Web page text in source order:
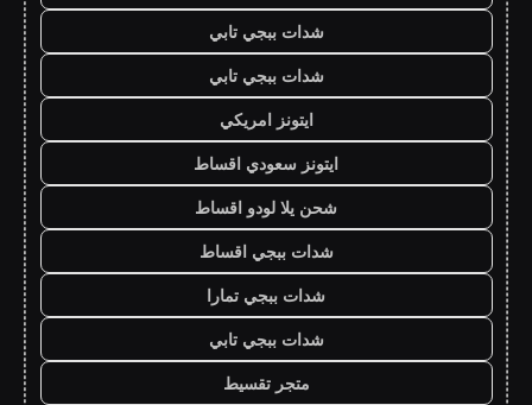
شدات ببجي تابي
شدات ببجي تابي
ايتونز امريكي
ايتونز سعودي اقساط
شحن يلا لودو اقساط
شدات ببجي اقساط
شدات ببجي تمارا
شدات ببجي تابي
متجر تقسيط